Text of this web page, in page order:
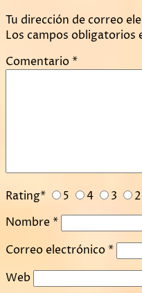
Tu dirección de correo
Los campos obligatorios
Comentario*
Rating* 5 4 3 2
Nombre*
Correo electrónico*
Web